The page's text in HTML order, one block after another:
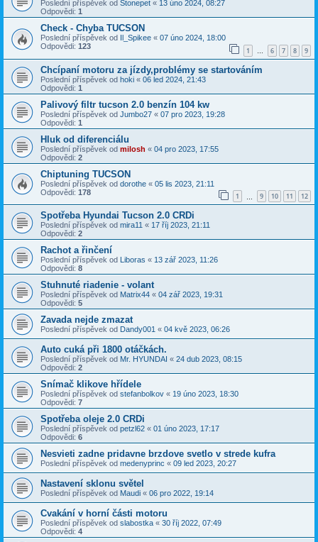
Poslední příspěvek od Stonepet « 13 úno 2024, 08:27
Odpovědi: 1
Check - Chyba TUCSON
Poslední příspěvek od Il_Spikee « 07 úno 2024, 18:00
Odpovědi: 123 1 … 6 7 8 9
Chcípaní motoru za jízdy,problémy se startováním
Poslední příspěvek od hoki « 06 led 2024, 21:43
Odpovědi: 1
Palivový filtr tucson 2.0 benzín 104 kw
Poslední příspěvek od Jumbo27 « 07 pro 2023, 19:28
Odpovědi: 1
Hluk od diferenciálu
Poslední příspěvek od milosh « 04 pro 2023, 17:55
Odpovědi: 2
Chiptuning TUCSON
Poslední příspěvek od dorothe « 05 lis 2023, 21:11
Odpovědi: 178 1 9 10 11 12
Spotřeba Hyundai Tucson 2.0 CRDi
Poslední příspěvek od mira11 « 17 říj 2023, 21:11
Odpovědi: 2
Rachot a řinčení
Poslední příspěvek od Liboras « 13 zář 2023, 11:26
Odpovědi: 8
Stuhnuté riadenie - volant
Poslední příspěvek od Matrix44 « 04 zář 2023, 19:31
Odpovědi: 5
Zavada nejde zmazat
Poslední příspěvek od Dandy001 « 04 kvě 2023, 06:26
Auto cuká při 1800 otáčkách.
Poslední příspěvek od Mr. HYUNDAI « 24 dub 2023, 08:15
Odpovědi: 2
Snímač klikove hřídele
Poslední příspěvek od stefanbolkov « 19 úno 2023, 18:30
Odpovědi: 7
Spotřeba oleje 2.0 CRDi
Poslední příspěvek od petzl62 « 01 úno 2023, 17:17
Odpovědi: 6
Nesvieti zadne pridavne brzdove svetlo v strede kufra
Poslední příspěvek od medenyprinc « 09 led 2023, 20:27
Nastavení sklonu světel
Poslední příspěvek od Maudi « 06 pro 2022, 19:14
Cvakání v horní části motoru
Poslední příspěvek od slabostka « 30 říj 2022, 07:49
Odpovědi: 4